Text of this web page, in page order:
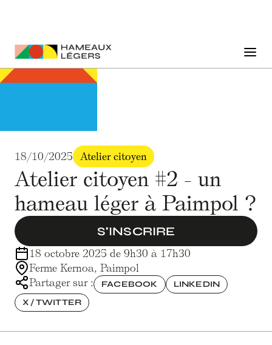
18/10/2025 Atelier citoyen
Atelier citoyen #2 - un
hameau léger à Paimpol ?
S'INSCRIRE
18 octobre 2025 de 9h30 à 17h30
Ferme Kernoa, Paimpol
Partager sur :
FACEBOOK
LINKEDIN
X / TWITTER